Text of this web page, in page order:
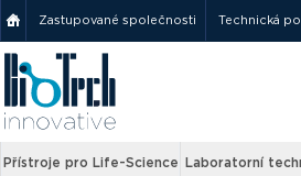
Zastupované společnosti Technická
Přístroje pro Life-Science Laboratorní